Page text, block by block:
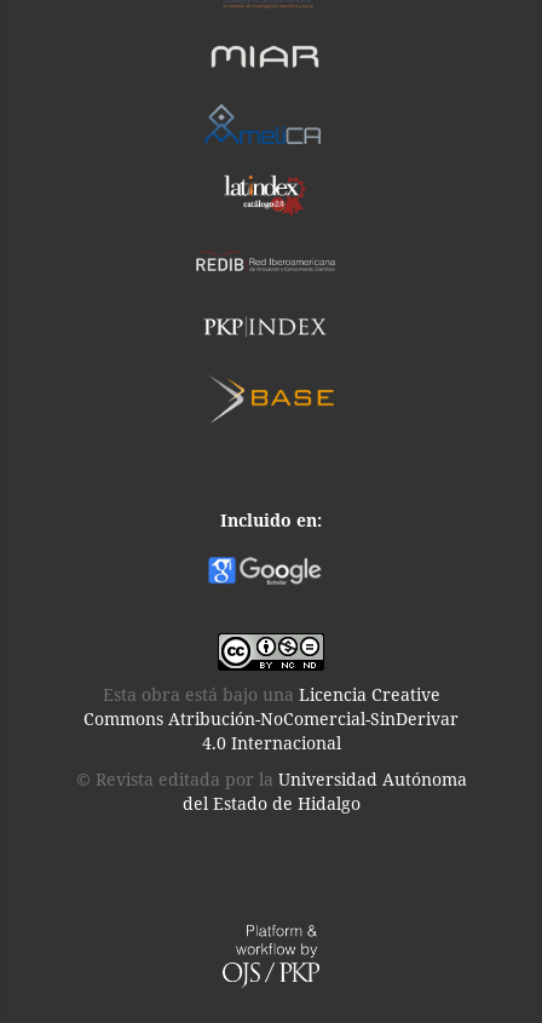
Incluido en:
Esta obra está bajo una Licencia Creative
Commons Atribución-NoComercial-SinDerivar
4.0 Internacional
© Revista editada por la Universidad Autónoma
del Estado de Hidalgo